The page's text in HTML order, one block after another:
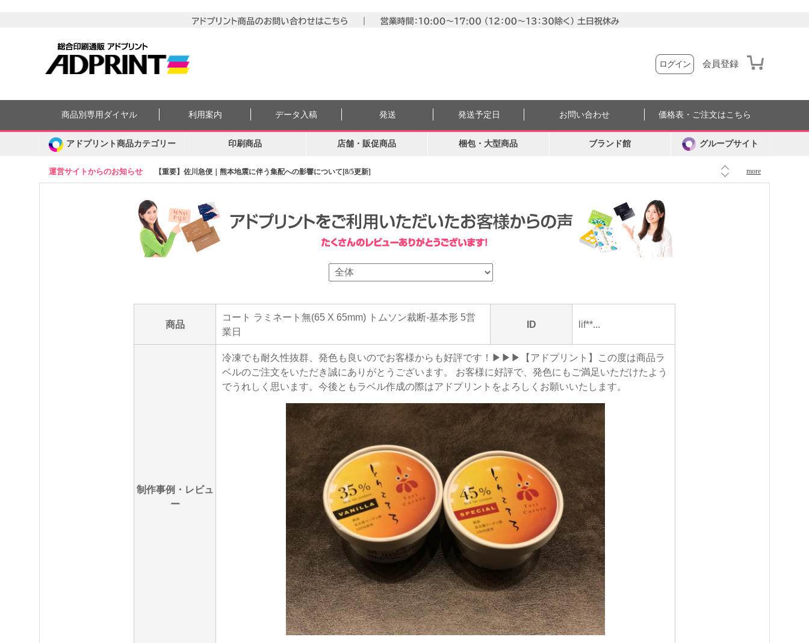
ログイン 会員登録
運営サイトからのお知らせ 【重要】佐川急便｜熊本地震に伴う集配への影響について[8/5更新] more
商品別専用ダイヤル 利用案内 データ入稿 発送 発送予定日 お問い合わせ 価格表・ご注文はこちら
アドプリント商品カテゴリー 印刷商品 店舗・販促商品 梱包・大型商品 ブランド館 グループサイト
商品
コート ラミネート無(65 X 65mm) トムソン裁断-基本形 5営
業日
ID lif**...
制作事例・レビュ
ー
冷凍でも耐久性抜群、発色も良いのでお客様からも好評です！▶▶▶【アドプリント】この度は商品ラ
ベルのご注文をいただき誠にありがとうございます。 お客様に好評で、発色にもご満足いただけたよう
でうれしく思います。今後ともラベル作成の際はアドプリントをよろしくお願いいたします。